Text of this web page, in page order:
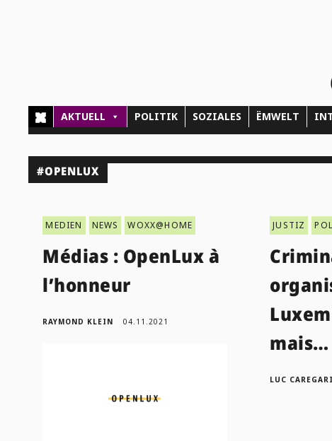
AKTUELL POLITIK SOZIALES ËMWELT
#OPENLUX
MEDIEN NEWS WOXX@HOME
Médias : OpenLux à
l’honneur
RAYMOND KLEIN 04.11.2021
JUSTIZ
mais…
LUC CAREGARI